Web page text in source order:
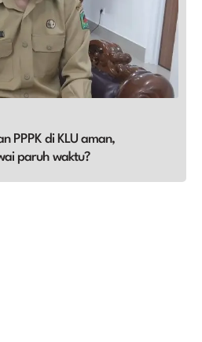
PPPK di KLU aman,
paruh waktu?